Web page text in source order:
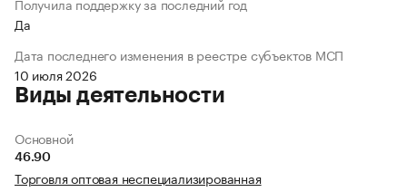
Получила поддержку за последний год
Да
Дата последнего изменения в реестре субъектов МСП
10 июля 2026
Виды деятельности
Основной
46.90
Торговля оптовая неспециализированная